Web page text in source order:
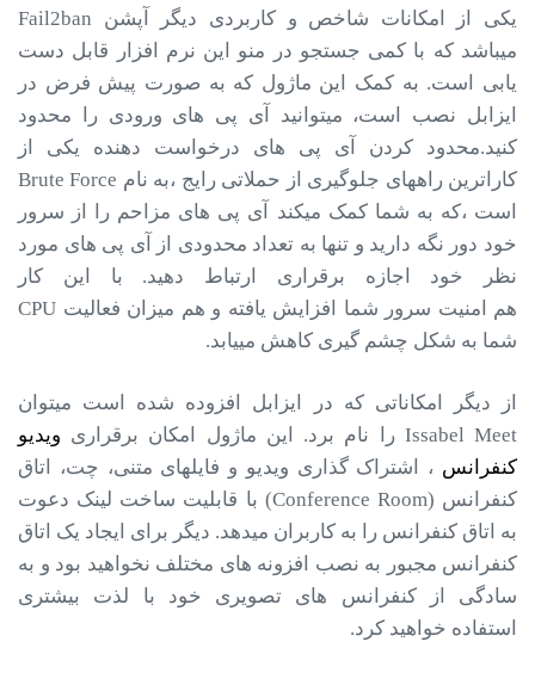
یکی از امکانات شاخص و کاربردی دیگر آپشن Fail2ban
میباشد که با کمی جستجو در منو این نرم افزار قابل دست
یابی است. به کمک این ماژول که به صورت پیش فرض در
ایزابل نصب است، میتوانید آی­ پی­ های ورودی را محدود
کنید.محدود کردن آی­ پی ­های درخواست دهنده یکی از
کاراترین راه­های جلوگیری از حملاتی رایج ،به نام Brute Force
است ،که به شما کمک می­کند آی­ پی­ های مزاحم را از سرور
خود دور نگه دارید و تنها به تعداد محدودی از آی ­پی­ های مورد
نظر خود اجازه برقراری ارتباط دهید. با این کار
هم امنیت سرور شما افزایش یافته و هم میزان فعالیت CPU
شما به شکل چشم گیری کاهش مییابد.
از دیگر امکاناتی که در ایزابل افزوده شده است می­توان
Issabel Meet را نام برد. این ماژول امکان برقراری
ویدیو
کنفرانس ، اشتراک گذاری ویدیو و فایل­های متنی، چت، اتاق
کنفرانس (Conference Room) با قابلیت ساخت لینک دعوت
به اتاق کنفرانس را به کاربران می­دهد. دیگر برای ایجاد یک اتاق
کنفرانس مجبور به نصب افزونه­ های مختلف نخواهید بود و به
سادگی از کنفرانس ­های تصویری خود با لذت بیشتری
استفاده خواهید کرد.